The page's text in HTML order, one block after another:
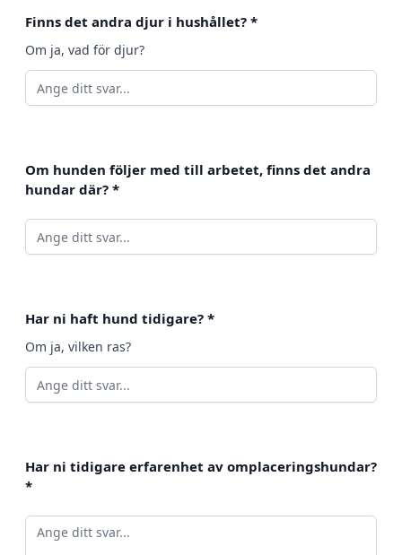
Finns det andra djur i hushållet? *
Om ja, vad för djur?
Om hunden följer med till arbetet, finns det andra
hundar där? *
Har ni haft hund tidigare? *
Om ja, vilken ras?
Har ni tidigare erfarenhet av omplaceringshundar?
*